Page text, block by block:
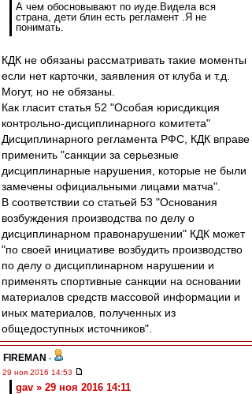
А чем обосновывают по иуде.Видела вся
страна, дети блин есть регламент .Я не
понимать.
КДК не обязаны рассматривать такие моменты
если нет карточки, заявления от клуба и т.д.
Могут, но не обязаны.
Как гласит статья 52 "Особая юрисдикция
контрольно-дисциплинарного комитета"
Дисциплинарного регламента РФС, КДК вправе
применить "санкции за серьезные
дисциплинарные нарушения, которые не были
замечены официальными лицами матча".
В соответствии со статьей 53 "Основания
возбуждения производства по делу о
дисциплинарном правонарушении" КДК может
"по своей инициативе возбудить производство
по делу о дисциплинарном нарушении и
применять спортивные санкции на основании
материалов средств массовой информации и
иных материалов, полученных из
общедоступных источников".
FIREMAN -
29 ноя 2016 14:53
gav » 29 ноя 2016 14:11